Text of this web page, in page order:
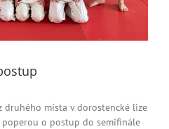
druhého místa v dorostencké lize
o postup do semifinále